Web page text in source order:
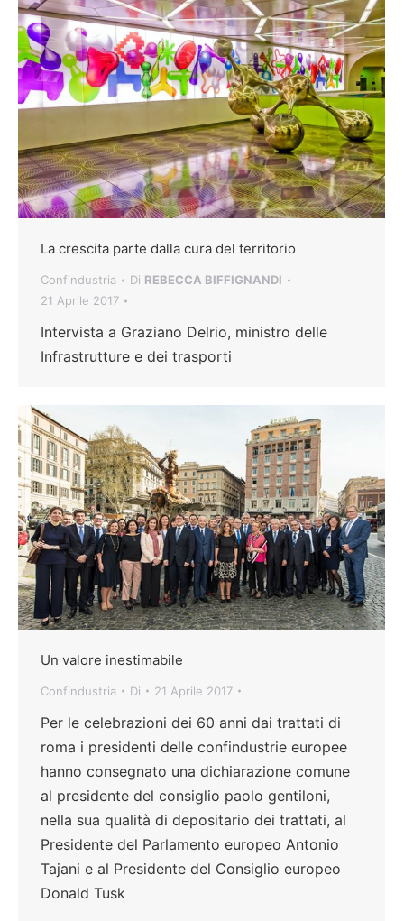
La crescita parte dalla cura del territorio
Confindustria Di REBECCA BIFFIGNANDI
21 Aprile 2017
Intervista a Graziano Delrio, ministro delle
Infrastrutture e dei trasporti
Un valore inestimabile
Confindustria Di 21 Aprile 2017
Per le celebrazioni dei 60 anni dai trattati di
roma i presidenti delle confindustrie europee
hanno consegnato una dichiarazione comune
al presidente del consiglio paolo gentiloni,
nella sua qualità di depositario dei trattati, al
Presidente del Parlamento europeo Antonio
Tajani e al Presidente del Consiglio europeo
Donald Tusk